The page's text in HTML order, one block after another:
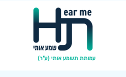
עמותת תשמע אותי (ע"ר)